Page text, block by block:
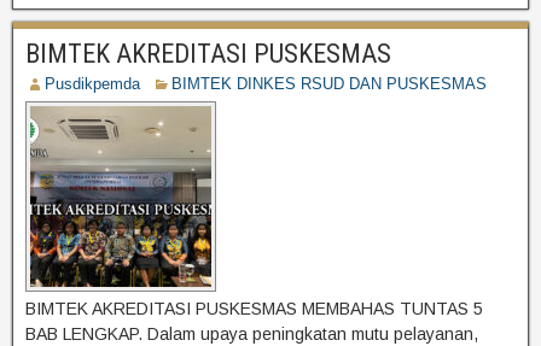
BIMTEK AKREDITASI PUSKESMAS
Pusdikpemda BIMTEK DINKES RSUD DAN PUSKESMAS
BIMTEK AKREDITASI PUSKESMAS MEMBAHAS TUNTAS 5
BAB LENGKAP. Dalam upaya peningkatan mutu pelayanan,